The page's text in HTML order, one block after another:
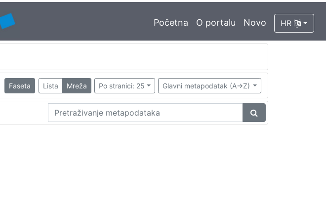
Početna O portalu Novo HR
Faseta Lista Mreža Po stranici: 25 Glavni metapodatak (A->Z)